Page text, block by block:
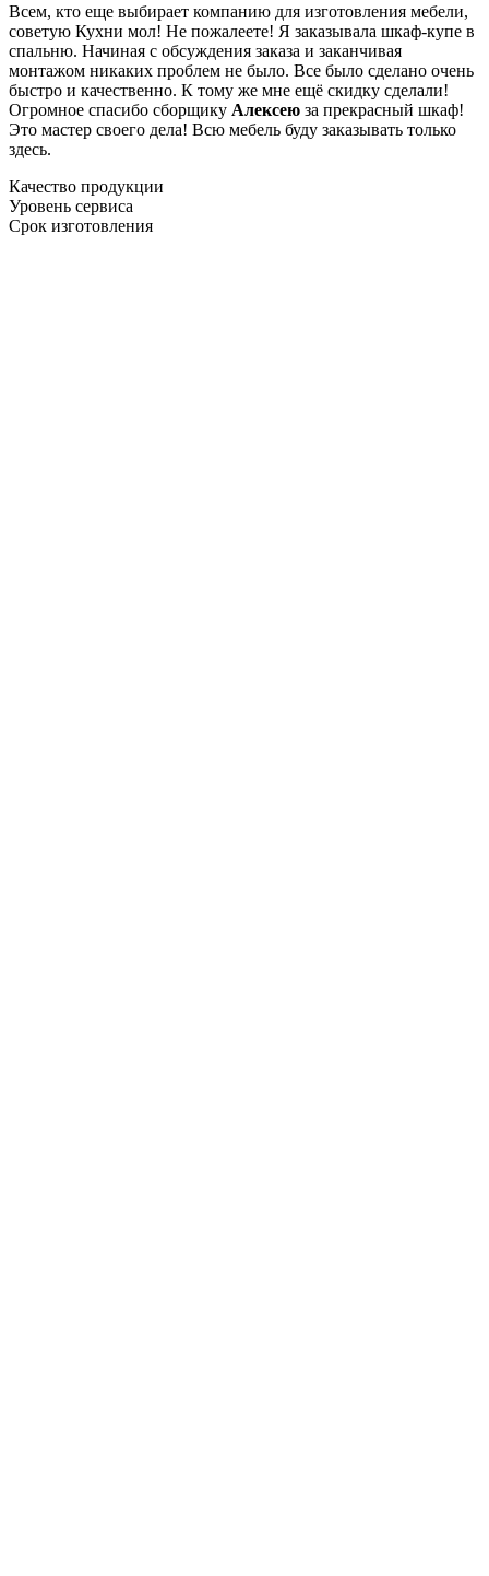
Всем, кто еще выбирает компанию для изготовления мебели,
советую Кухни мол! Не пожалеете! Я заказывала шкаф-купе в
спальню. Начиная с обсуждения заказа и заканчивая
монтажом никаких проблем не было. Все было сделано очень
быстро и качественно. К тому же мне ещё скидку сделали!
Огромное спасибо сборщику Алексею за прекрасный шкаф!
Это мастер своего дела! Всю мебель буду заказывать только
здесь.
Качество продукции
Уровень сервиса
Срок изготовления